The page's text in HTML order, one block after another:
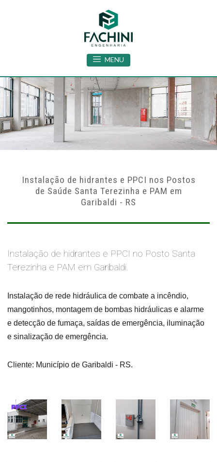
MENU
Instalação de hidrantes e PPCI nos Postos
de Saúde Santa Terezinha e PAM em
Garibaldi - RS
Instalação de hidrantes e PPCI no Posto Santa
Terezinha e PAM em Garibaldi.
Instalação de rede hidráulica de combate a incêndio,
mangotinhos, montagem de bombas hidráulicas e alarme
e detecção de fumaça, saídas de emergência, iluminação
e sinalização de emergência.
Cliente: Município de Garibaldi - RS.